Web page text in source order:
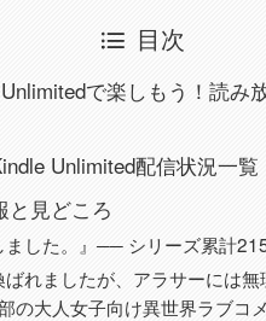
目次
で楽しもう！読み
Unlimited配信状況一覧
と見どころ
ました。』── シリーズ累計
ばれましたが、アラサーには
の大人女子向け異世界ラブコメ